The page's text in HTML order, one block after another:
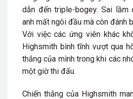
dẫn đến triple-bogey. Sai lầm
anh mất ngôi đầu mà còn đánh
Với việc các ứng viên khác
Highsmith bình tĩnh vượt qua
thắng của mình trong khi các
một giờ thi đấu.
Chiến thắng của Highsmith